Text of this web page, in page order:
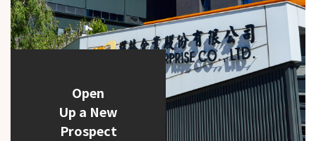
Open
Up a New
Prospect